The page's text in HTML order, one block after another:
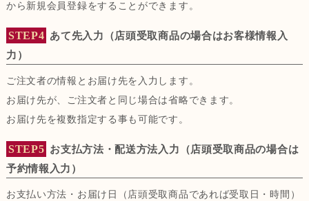
から新規会員登録をすることができます。
STEP4 あて先入力（店頭受取商品の場合はお客様情報入
力）
ご注文者の情報とお届け先を入力します。
お届け先が、ご注文者と同じ場合は省略できます。
お届け先を複数指定する事も可能です。
STEP5 お支払方法・配送方法入力（店頭受取商品の場合は
予約情報入力）
お支払い方法・お届け日（店頭受取商品であれば受取日・時間）